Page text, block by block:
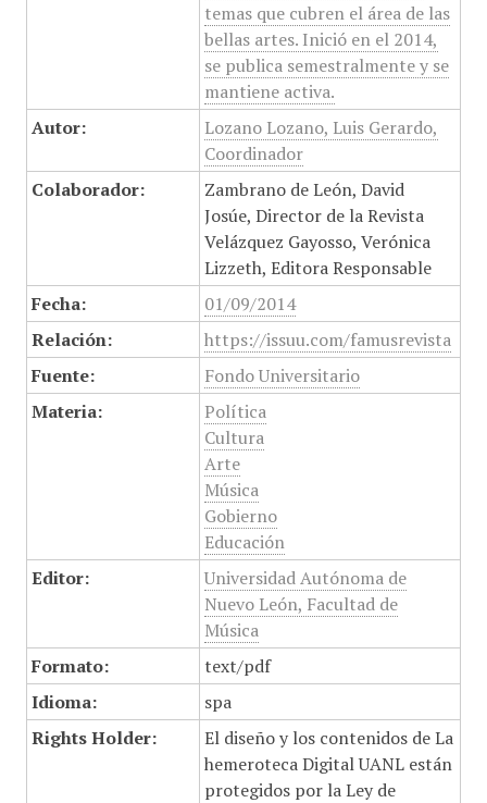
temas que cubren el área de las
bellas artes. Inició en el 2014,
se publica semestralmente y se
mantiene activa.
Autor:
Lozano Lozano, Luis Gerardo,
Coordinador
Colaborador:
Zambrano de León, David
Josúe, Director de la Revista
Velázquez Gayosso, Verónica
Lizzeth, Editora Responsable
Fecha:
01/09/2014
Relación:
https://issuu.com/famusrevista
Fuente:
Fondo Universitario
Materia:
Política
Cultura
Arte
Música
Gobierno
Educación
Editor:
Universidad Autónoma de
Nuevo León, Facultad de
Música
Formato:
text/pdf
Idioma:
spa
Rights Holder:
El diseño y los contenidos de La
hemeroteca Digital UANL están
protegidos por la Ley de